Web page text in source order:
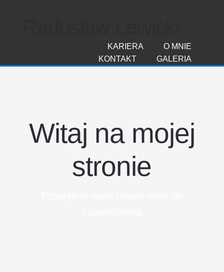
O MNIE
KARIERA
GALERIA
KONTAKT
Witaj na mojej
stronie